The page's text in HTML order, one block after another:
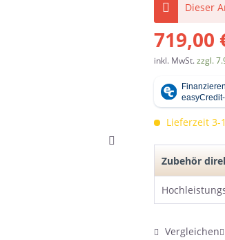
Dieser
719,00
inkl. MwSt.zzgl.
Lieferzeit 3-
Zubehör
Vergleichen